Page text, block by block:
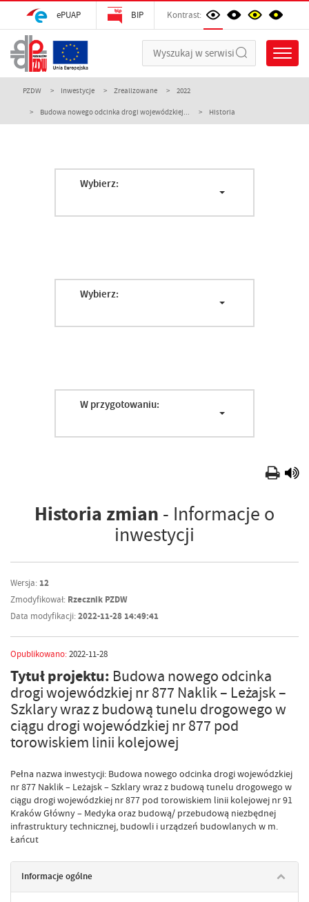
ePUAP BIP Kontrast:
PZDW Inwestycje Zrealizowane 2022
Budowa nowego odcinka drogi wojewódzkiej... Historia
Wybierz:
Wybierz:
W przygotowaniu:
Historia zmian - Informacje o
inwestycji
Wersja: 12
Zmodyfikował: Rzecznik PZDW
Data modyfikacji:2022-11-28 14:49:41
Opublikowano:2022-11-28
Tytuł projektu: Budowa nowego odcinka
drogi wojewódzkiej nr 877 Naklik – Leżajsk –
Szklary wraz z budową tunelu drogowego w
ciągu drogi wojewódzkiej nr 877 pod
torowiskiem linii kolejowej
Pełna nazwa inwestycji: Budowa nowego odcinka drogi wojewódzkiej
nr 877 Naklik – Leżajsk – Szklary wraz z budową tunelu drogowego w
ciągu drogi wojewódzkiej nr 877 pod torowiskiem linii kolejowej nr 91
Kraków Główny – Medyka oraz budową/ przebudową niezbędnej
infrastruktury technicznej, budowli i urządzeń budowlanych w m.
Łańcut
Informacje ogólne